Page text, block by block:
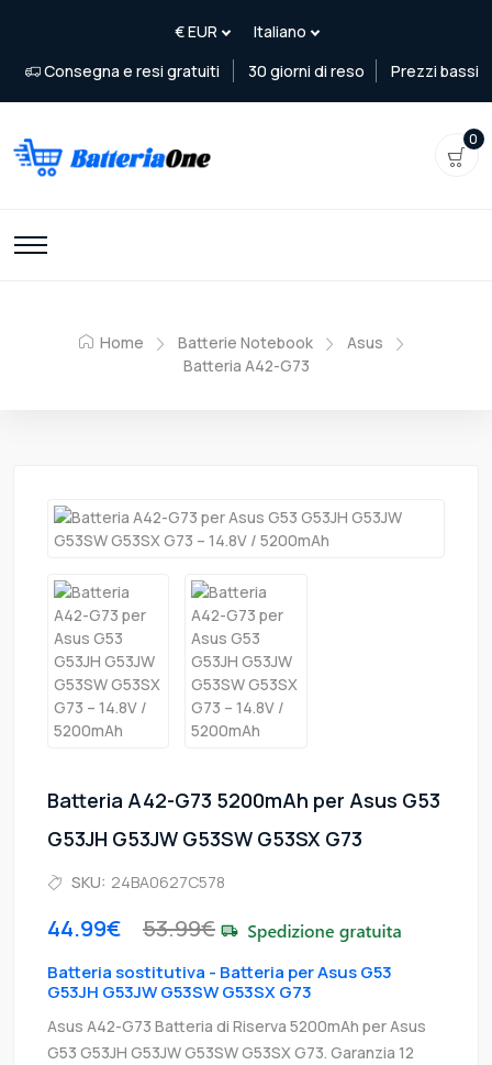
Consegna e resi gratuiti 30 giorni di reso Prezzi bassi
0
Home Batterie Notebook
Asus
Batteria A42-G73
Batteria A42-G73 5200mAh per Asus G53
G53JH G53JW G53SW G53SX G73
SKU: 24BA0627C578
44.99€ 53.99€
Batteria sostitutiva - Batteria per Asus G53
G53JH G53JW G53SW G53SX G73
Asus A42-G73 Batteria di Riserva 5200mAh per Asus
G53 G53JH G53JW G53SW G53SX G73. Garanzia 12